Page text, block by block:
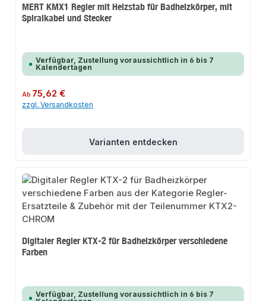
MERT KMX1 Regler mit Heizstab für Badheizkörper, mit
Spiralkabel und Stecker
Verfügbar, Zustellung voraussichtlich in 6 bis 7
Kalendertagen
Regulärer Preis:
Ab 75,62 €
zzgl. Versandkosten
Varianten entdecken
Digitaler Regler KTX-2 für Badheizkörper verschiedene
Farben
Verfügbar, Zustellung voraussichtlich in 6 bis 7